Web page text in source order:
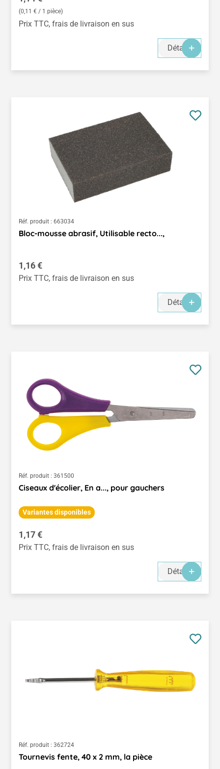
(0,11 € / 1 pièce)
Prix TTC, frais de livraison en sus
Détails
Réf. produit : 663034
Bloc-mousse abrasif, Utilisable recto...,
Prix régulier :
1,16 €
Prix TTC, frais de livraison en sus
Détails
Réf. produit : 361500
Ciseaux d'écolier, En a..., pour gauchers
Variantes disponibles
Prix régulier :
1,17 €
Prix TTC, frais de livraison en sus
Détails
Réf. produit : 362724
Tournevis fente, 40 x 2 mm, la pièce